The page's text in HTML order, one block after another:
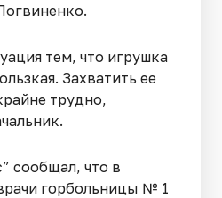
тем, что игрушка
Захватить ее
трудно,
сообщал, что в
горбольницы № 1